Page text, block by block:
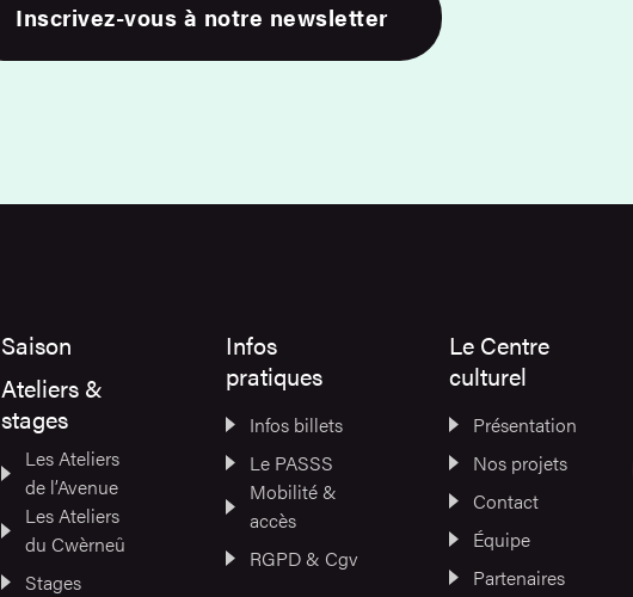
Inscrivez-vous à notre newsletter
Saison
Ateliers &
stages
Les Ateliers
de l’Avenue
Les Ateliers
du Cwèrneû
Stages
Infos
pratiques
Infos billets
Le PASSS
Mobilité &
accès
RGPD & Cgv
Le Centre
culturel
Présentation
Nos projets
Contact
Équipe
Partenaires